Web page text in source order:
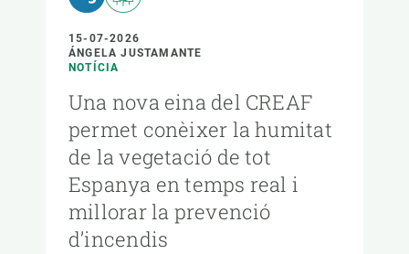
15-07-2026
ÁNGELA JUSTAMANTE
NOTÍCIA
Una nova eina del CREAF
permet conèixer la humitat
de la vegetació de tot
Espanya en temps real i
millorar la prevenció
d’incendis